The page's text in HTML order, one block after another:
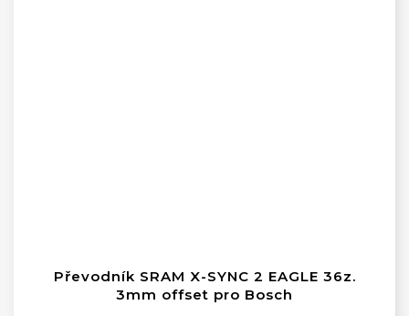
Převodník SRAM X-SYNC 2 EAGLE 36z.
3mm offset pro Bosch